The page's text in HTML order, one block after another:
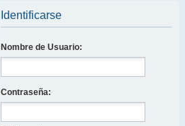
Identificarse
Nombre de Usuario:
Contraseña: